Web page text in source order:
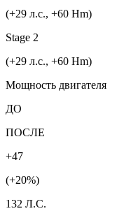
(+29 л.с., +60 Hm)
Stage 2
(+29 л.с., +60 Hm)
Мощность двигателя
ДО
ПОСЛЕ
+47
(+20%)
132 Л.С.